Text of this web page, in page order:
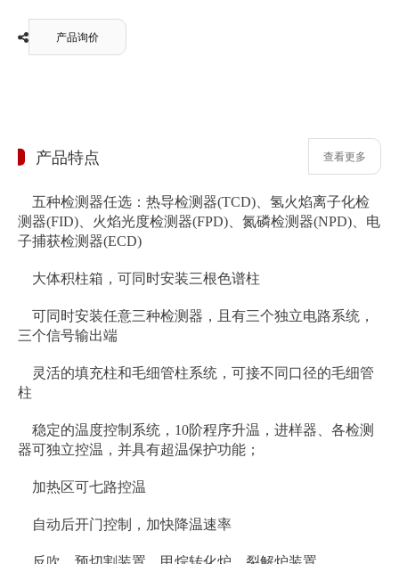
产品询价
产品特点 查看更多
五种检测器任选：热导检测器(TCD)、氢火焰离子化检
测器(FID)、火焰光度检测器(FPD)、氮磷检测器(NPD)、电
子捕获检测器(ECD)
大体积柱箱，可同时安装三根色谱柱
可同时安装任意三种检测器，且有三个独立电路系统，
三个信号输出端
灵活的填充柱和毛细管柱系统，可接不同口径的毛细管
柱
稳定的温度控制系统，10阶程序升温，进样器、各检测
器可独立控温，并具有超温保护功能；
加热区可七路控温
自动后开门控制，加快降温速率